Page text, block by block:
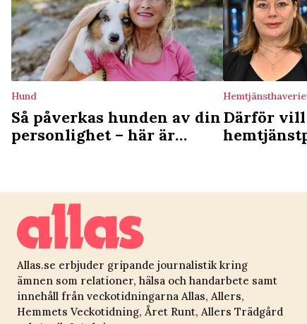
Hund
Så påverkas hunden av din
personlighet – här är
Därför
Allas.se erbjuder gripande journalistik kring
ämnen som relationer, hälsa och handarbete samt
innehåll från veckotidningarna Allas, Allers,
Hemmets Veckotidning, Året Runt, Allers Trädgård